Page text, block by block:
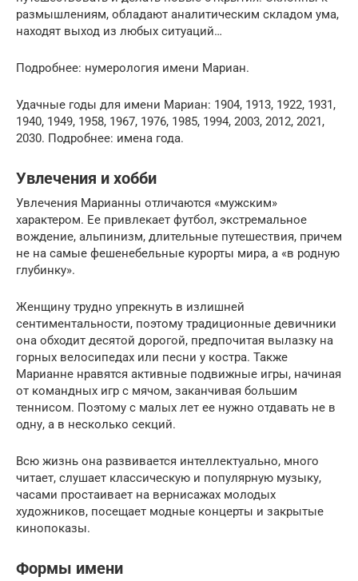
размышлениям, обладают аналитическим складом ума,
находят выход из любых ситуаций…
Подробнее: нумерология имени Мариан.
Удачные годы для имени Мариан: 1904, 1913, 1922, 1931,
1940, 1949, 1958, 1967, 1976, 1985, 1994, 2003, 2012, 2021,
2030. Подробнее: имена года.
Увлечения и хобби
Увлечения Марианны отличаются «мужским»
характером. Ее привлекает футбол, экстремальное
вождение, альпинизм, длительные путешествия, причем
не на самые фешенебельные курорты мира, а «в родную
глубинку».
Женщину трудно упрекнуть в излишней
сентиментальности, поэтому традиционные девичники
она обходит десятой дорогой, предпочитая вылазку на
горных велосипедах или песни у костра. Также
Марианне нравятся активные подвижные игры, начиная
от командных игр с мячом, заканчивая большим
теннисом. Поэтому с малых лет ее нужно отдавать не в
одну, а в несколько секций.
Всю жизнь она развивается интеллектуально, много
читает, слушает классическую и популярную музыку,
часами простаивает на вернисажах молодых
художников, посещает модные концерты и закрытые
кинопоказы.
Формы имени